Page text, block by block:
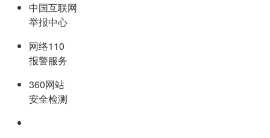
中国互联网
举报中心
网络110
报警服务
360网站
安全检测